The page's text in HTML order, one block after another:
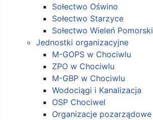
Sołectwo Oświno
Sołectwo Starzyce
Sołectwo Wieleń Pomorski
Jednostki organizacyjne
M-GOPS w Chociwlu
ZPO w Chociwlu
M-GBP w Chociwlu
Wodociągi i Kanalizacja
OSP Chociwel
Organizacje pozarządowe